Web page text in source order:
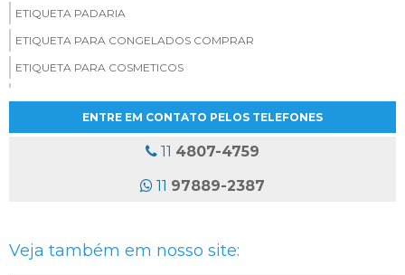
ETIQUETA PADARIA
ETIQUETA PARA CONGELADOS COMPRAR
ETIQUETA PARA COSMETICOS
ETIQUETAS ADESIVAS ATACADO
ETIQUETAS ADESIVAS COLORIDAS
ETIQUETAS ADESIVAS PERSONALIZADAS EM ROLO
ENTRE EM CONTATO PELOS TELEFONES
11 4807-4759
11 97889-2387
Veja também em nosso site: